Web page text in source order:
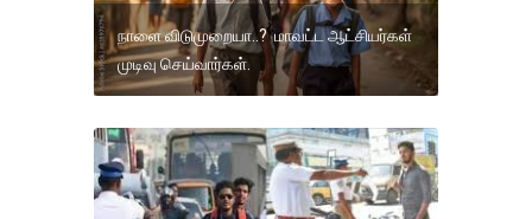
நாளை விடுமுறையா..? மாவட்ட ஆட்சியர்கள்
முடிவு செய்வார்கள்.